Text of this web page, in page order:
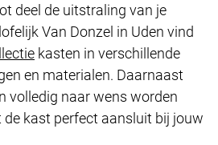
deel de uitstraling van je
Van Donzel in Uden vind
kasten in verschillende
en materialen. Daarnaast
volledig naar wens worden
kast perfect aansluit bij jouw